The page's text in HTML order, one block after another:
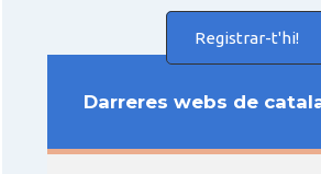
Registrar-t'hi!
Darreres webs de